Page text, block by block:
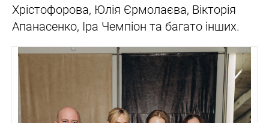
Хрістофорова, Юлія Єрмолаєва, Вікторія
Апанасенко, Іра Чемпіон та багато інших.